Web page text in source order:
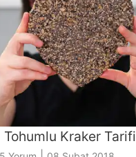
Tohumlu Kraker Tarifi